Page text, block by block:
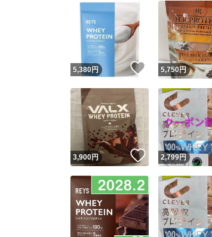
5,380円 いいね！
5,750円
3,900円 いいね！
2,799円